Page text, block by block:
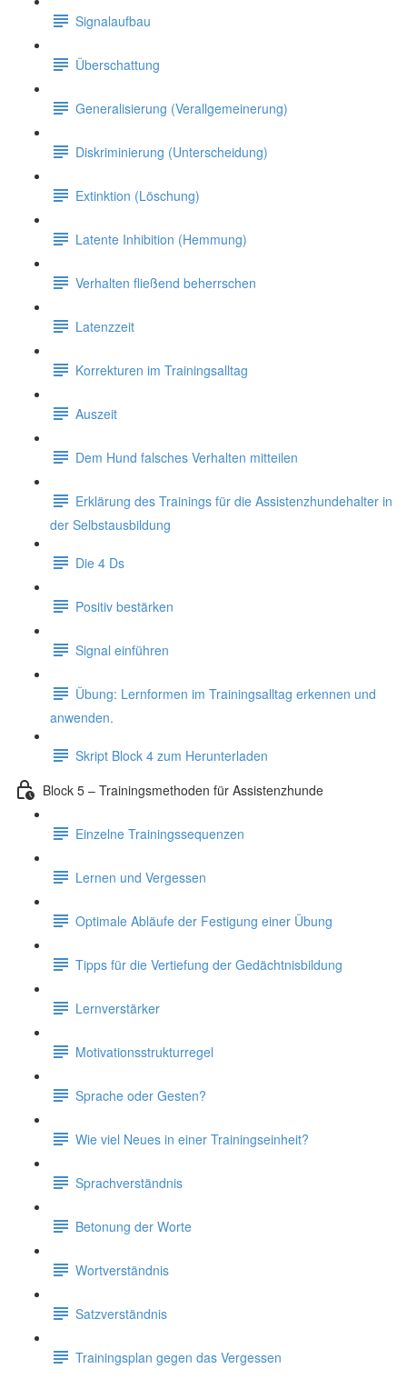
Signalaufbau
Überschattung
Generalisierung (Verallgemeinerung)
Diskriminierung (Unterscheidung)
Extinktion (Löschung)
Latente Inhibition (Hemmung)
Verhalten fließend beherrschen
Latenzzeit
Korrekturen im Trainingsalltag
Auszeit
Dem Hund falsches Verhalten mitteilen
Erklärung des Trainings für die Assistenzhundehalter in
der Selbstausbildung
Die 4 Ds
Positiv bestärken
Signal einführen
Übung: Lernformen im Trainingsalltag erkennen und
anwenden.
Skript Block 4 zum Herunterladen
Block 5 – Trainingsmethoden für Assistenzhunde
Einzelne Trainingssequenzen
Lernen und Vergessen
Optimale Abläufe der Festigung einer Übung
Tipps für die Vertiefung der Gedächtnisbildung
Lernverstärker
Motivationsstrukturregel
Sprache oder Gesten?
Wie viel Neues in einer Trainingseinheit?
Sprachverständnis
Betonung der Worte
Wortverständnis
Satzverständnis
Trainingsplan gegen das Vergessen